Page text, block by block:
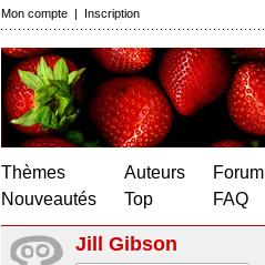
Mon compte | Inscription
Thèmes
Nouveautés
Auteurs
Top
Forum
FAQ
Jill Gibson